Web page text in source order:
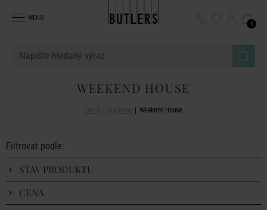
MENU
0
WEEKEND HOUSE
Domů Inspirace Weekend House
Filtrovat podle:
STAV PRODUKTU
CENA